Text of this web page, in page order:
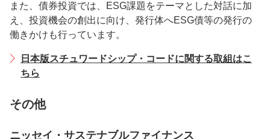
また、債券投資では、ESG課題をテーマとした対話に加
え、投資機会の創出に向け、発行体へESG債等の発行の
働きかけも行っています。
日本版スチュワードシップ・コードに関する取組はこ
ちら
その他
ニッセイ・サステナブルファイナンス